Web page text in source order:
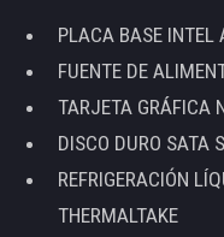
PLACA BASE INTEL
FUENTE DE
TARJETA GRÁFICA
DISCO DURO SATA
REFRIGERACIÓN
THERMALTAKE